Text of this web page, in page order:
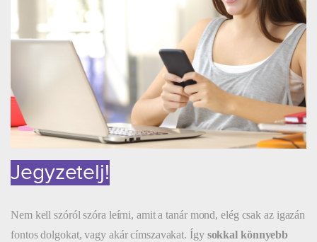
Jegyzetelj!
Nem kell szóról szóra leírni, amit a tanár mond, elég csak az igazán
fontos dolgokat, vagy akár címszavakat. Így sokkal könnyebb